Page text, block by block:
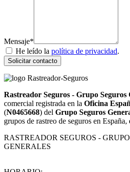
Mensaje*
He leído la política de privacidad.
Solicitar contacto
Rastreador Seguros - Grupo Seguros
comercial registrada en la Oficina
(N0465668) del Grupo Seguros
grupos de rastreo de seguros en España,
RASTREADOR SEGUROS -
GENERALES